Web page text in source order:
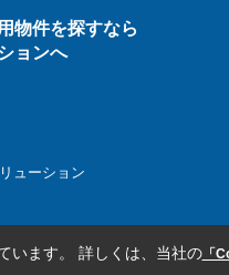
物件を探すなら
ョンへ
ューション
います。 詳しくは、当社の「